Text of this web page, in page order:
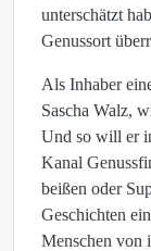
unterschätzt
Genussort
Als Inhaber
Sascha Walz,
Und so will er
Kanal
beißen oder
Geschichten
Menschen von